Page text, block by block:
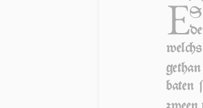
ES
baten